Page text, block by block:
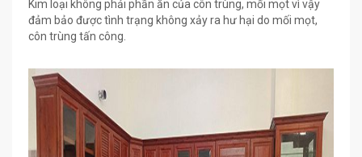
Kim loại không phải phần ăn của côn trùng, mối mọt vì vậy
đảm bảo được tình trạng không xảy ra hư hại do mối mọt,
côn trùng tấn công.